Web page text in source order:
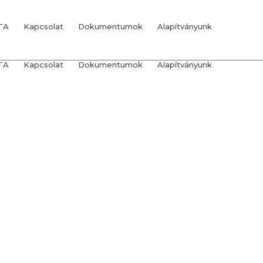
Kapcsolat Dokumentumok Alapítványunk
ALAPÍTVÁNYI BSZÁMOLÓ
Kapcsolat Dokumentumok Alapítványunk